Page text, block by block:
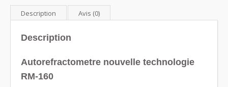
RM-
160
Description Avis (0)
Description
Autorefractometre nouvelle technologie
RM-160